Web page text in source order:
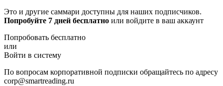
Это и другие саммари доступны для наших подписчиков.
Попробуйте 7 дней бесплатно или войдите в ваш аккаунт
Попробовать бесплатно
или
Войти в систему
По вопросам корпоративной подписки обращайтесь по адресу
corp@smartreading.ru